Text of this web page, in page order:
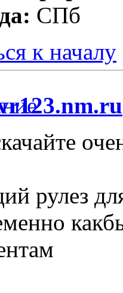
СПб
к началу
рулез